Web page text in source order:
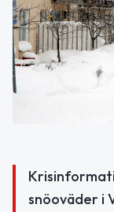
snöoväder i